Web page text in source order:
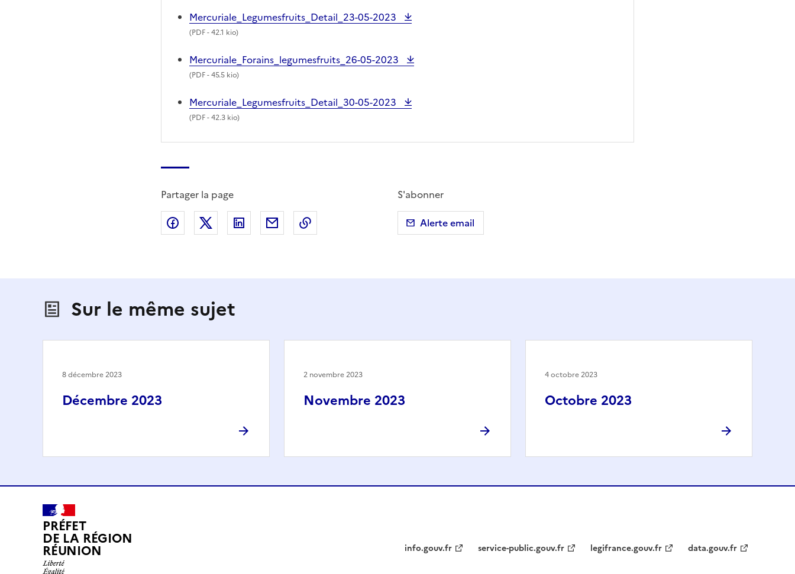
Mercuriale_Legumesfruits_Detail_23-05-2023
(PDF- 42.1 kio)
Mercuriale_Forains_legumesfruits_26-05-2023
(PDF- 45.5 kio)
Mercuriale_Legumesfruits_Detail_30-05-2023
(PDF- 42.3 kio)
Partager la page
Partager sur Facebook
Partager sur X (anciennement Twitter)
Partager sur LinkedIn
Partager par emailCopier dans le presse-papier
S'abonner
Alerte email
Sur le même sujet
Décembre 2023
8 décembre 2023
Novembre 2023
2 novembre 2023
Octobre 2023
4 octobre 2023
PRÉFET
DE LA RÉGION
RÉUNION info.gouv.fr service-public.gouv.fr legifrance.gouv.fr data.gouv.fr